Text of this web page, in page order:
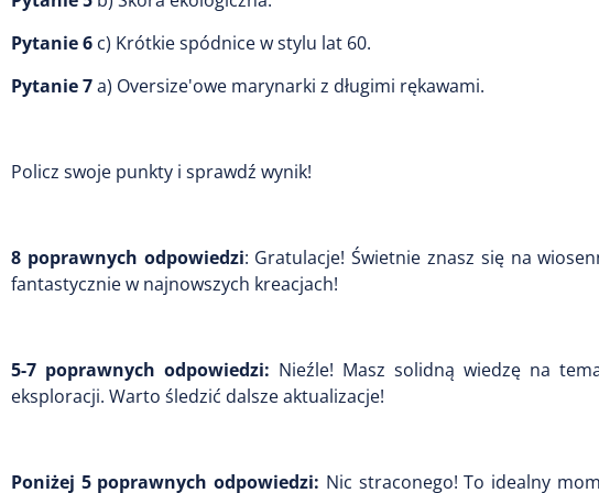
Pytanie 6 c) Krótkie spódnice w stylu lat 60.
Pytanie 7a) Oversize'owe marynarki z długimi rękawami.
Policz swoje punkty i sprawdź wynik!
8 poprawnych odpowiedzi: Gratulacje! Świetnie znasz się na
fantastycznie w najnowszych kreacjach!
5-7 poprawnych odpowiedzi: Nieźle! Masz solidną wiedzę na
eksploracji. Warto śledzić dalsze aktualizacje!
Poniżej 5 poprawnych odpowiedzi: Nic straconego! To idealny